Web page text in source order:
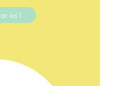
ici !